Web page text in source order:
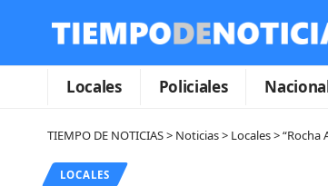
Locales Policiales
TIEMPO DE NOTICIAS> Noticias> Locales>“Rocha
LOCALES